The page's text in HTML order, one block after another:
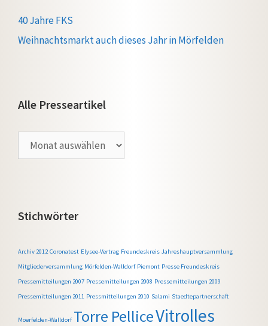
40 Jahre FKS
Weihnachtsmarkt auch dieses Jahr in Mörfelden
Alle Presseartikel
Presseartikel
Stichwörter
Archiv 2012 Coronatest Elysee-Vertrag Freundeskreis Jahreshauptversammlung
Mitgliederversammlung Mörfelden-Walldorf Piemont Presse Freundeskreis
Pressemitteilungen 2007 Pressemitteilungen 2008 Pressemitteilungen 2009
Pressemitteilungen 2011 Pressmitteilungen 2010 Salami Staedtepartnerschaft
Moerfelden-Walldorf Torre PelliceVitrolles